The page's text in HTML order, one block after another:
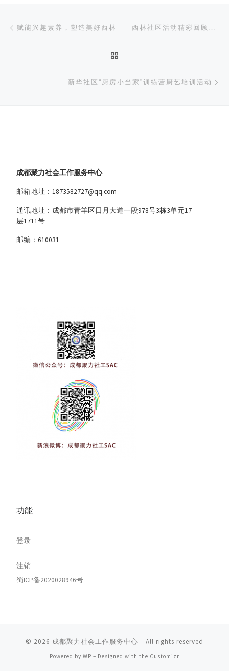
文章导航 赋能兴趣素养，塑造美好西林——西林社区活动精彩回顾（1）
新华社区“厨房小当家”训练营厨艺培训活动
成都聚力社会工作服务中心
邮箱地址：1873582727@qq.com
通讯地址：成都市青羊区日月大道一段978号3栋3单元17
层1711号
邮编：610031
功能
登录
注销
蜀ICP备2020028946号
© 2026 成都聚力社会工作服务中心 – All rights reserved
Powered by WP – Designed with the Customizr